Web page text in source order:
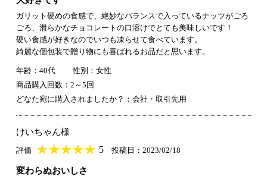
ガリット硬めの食感で、絶妙なバランスで入っているナッツがごろ
ごろ、滑らかなチョコレートの口溶けでとても美味しいです！
硬い食感が好きなのでいつも凍らせて食べています。
綺麗な個包装で贈り物にも喜ばれるお品だと思います。
年齢：40代
性別：女性
商品購入回数：2～5回
どなた宛に購入されましたか？：会社・取引先用
けいちゃん様
評価 ★★★★★
★★★★★ 5 投稿日：2023/02/18
変わらぬおいしさ